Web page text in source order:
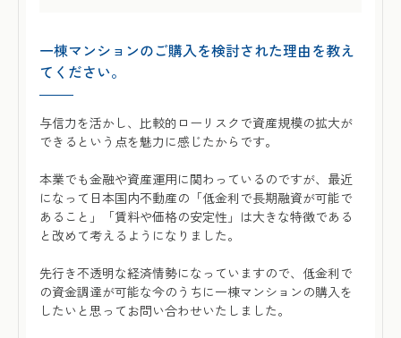
一棟マンションのご購入を検討された理由を教え
てください。
与信力を活かし、比較的ローリスクで資産規模の拡大が
できるという点を魅力に感じたからです。
本業でも金融や資産運用に関わっているのですが、最近
になって日本国内不動産の「低金利で長期融資が可能で
あること」「賃料や価格の安定性」は大きな特徴である
と改めて考えるようになりました。
先行き不透明な経済情勢になっていますので、低金利で
の資金調達が可能な今のうちに一棟マンションの購入を
したいと思ってお問い合わせいたしました。